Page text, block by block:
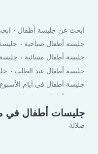
ابحث عن جليسة أطفال
جليسة أطفال صباحية
جليسة أطفال مسائية
جليسة أطفال عند الطلب
جليسة أطفال في أيام الأسبوع
جليسة أطفال في لعطلة نهاية
جليسات أطفال في
صلالة